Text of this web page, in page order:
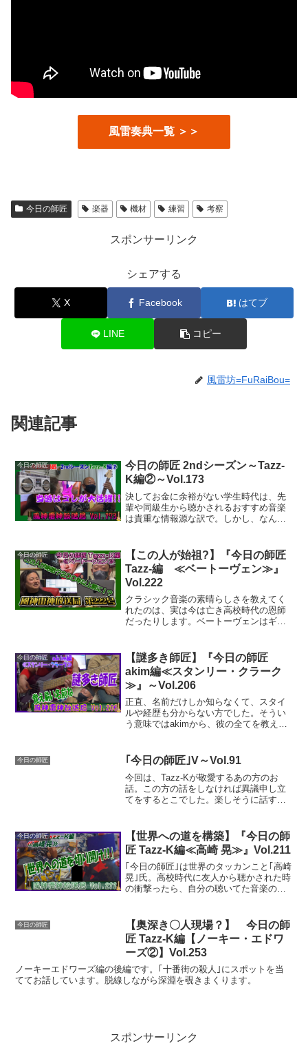
風雷奏典一覧 ＞＞
今日の師匠 楽器 機材 練習 考察
スポンサーリンク
シェアする
X Facebook はてブ
LINE コピー
風雷坊=FuRaiBou=
関連記事
今日の師匠
今日の師匠 2ndシーズン～Tazz-
K編②～Vol.173
決してお金に余裕がない学生時代は、先
輩や同級生から聴かされるおすすめ音楽
は貴重な情報源な訳で。しかし、なんで
になる楽曲にも触れています♪
今日の師匠
【この人が始祖?】『今日の師匠
Tazz-編 ≪ベートーヴェン≫』
Vol.222
クラシック音楽の素晴らしさを教えてく
れたのは、実は今は亡き高校時代の恩師
だったりします。ベートーヴェンはギタ
今日の師匠
【謎多き師匠】『今日の師匠
akim編≪スタンリー・クラーク
≫』～Vol.206
正直、名前だけしか知らなくて、スタイ
ルや経歴も分からない方でした。そうい
う意味ではakimから、彼の全てを教えて
なのも分かりました。
今日の師匠 ｢今日の師匠｣V～Vol.91
今回は、Tazz-Kが敬愛するあの方のお
話。この方の話をしなければ異議申し立
てをするとこでした。楽しそうに話す
今日の師匠
【世界への道を構築】『今日の師
匠 Tazz-K編≪高崎 晃≫』Vol.211
｢今日の師匠｣は世界のタッカンこと｢高崎
晃｣氏。高校時代に友人から聴かされた時
の衝撃ったら、自分の聴いてた音楽の狭
ものです♪
今日の師匠
【奥深き〇人現場？】 今日の師
匠 Tazz-K編【ノーキー・エドワ
ーズ②】Vol.253
ノーキーエドワーズ編の後編です。｢十番街の殺人｣にスポットを当
ててお話しています。脱線しながら深淵を覗きまくります。
スポンサーリンク